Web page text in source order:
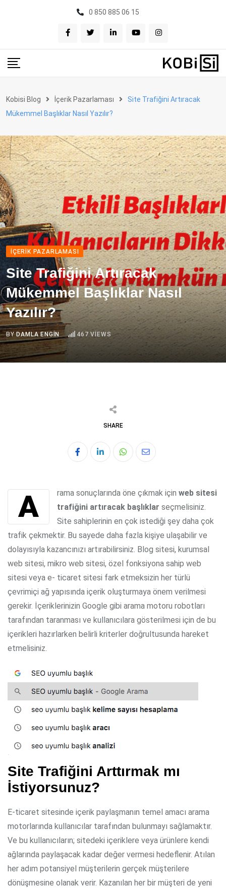
0 850 885 06 15
Kobisi Blog İçerik Pazarlaması
Site Trafiğini Artıracak
Mükemmel Başlıklar Nasıl Yazılır?
İÇERIK PAZARLAMASI
Site Trafiğini Artıracak
Mükemmel Başlıklar Nasıl
Yazılır?
BYDAMLA ENGIN 467 VIEWS
SHARE
Whatsapp
Share
Arama sonuçlarında öne çıkmak için web sitesi
trafiğini artıracak başlıklar seçmelisiniz.
Site sahiplerinin en çok istediği şey daha çok
trafik çekmektir. Bu sayede daha fazla kişiye ulaşabilir ve
dolayısıyla kazancınızı artırabilirsiniz. Blog sitesi, kurumsal
web sitesi, mikro web sitesi, özel fonksiyona sahip web
sitesi veya e- ticaret sitesi fark etmeksizin her türlü
çevrimiçi ağ yapısında içerik oluşturmaya önem verilmesi
gerekir. İçeriklerinizin Google gibi arama motoru robotları
tarafından taranması ve kullanıcılara gösterilmesi için de bu
içerikleri hazırlarken belirli kriterler doğrultusunda hareket
etmelisiniz.
Site Trafiğini Arttırmak mı
İstiyorsunuz?
E-ticaret sitesinde içerik paylaşmanın temel amacı arama
motorlarında kullanıcılar tarafından bulunmayı sağlamaktır.
Ve bu kullanıcıların; sitedeki içeriklere veya ürünlere kendi
ağlarında paylaşacak kadar değer vermesi hedeflenir. Atılan
her adım potansiyel müşterilerin gerçek müşterilere
dönüşmesine olanak verir. Kazanılan her bir müşteri de yeni